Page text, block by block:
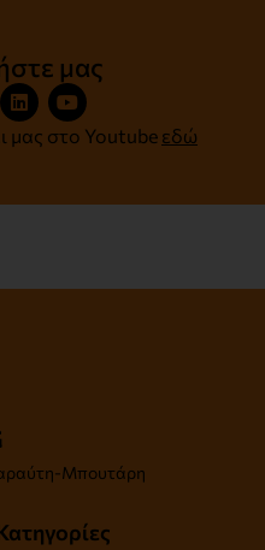
μας
μας στο Youtube εδώ
Μπουτάρη